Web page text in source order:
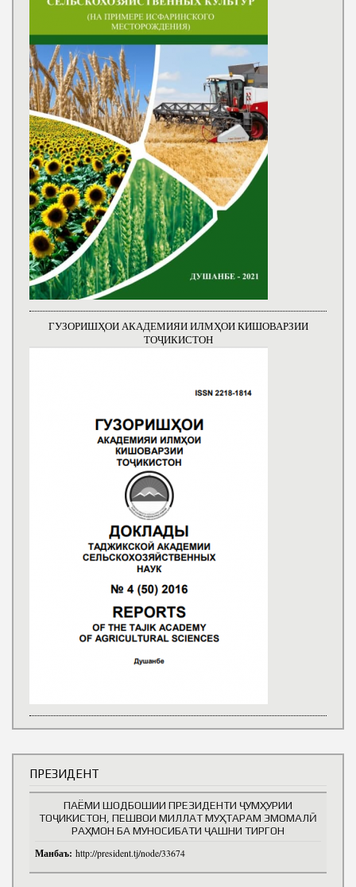
ГУЗОРИШҲОИ АКАДЕМИЯИ ИЛМҲОИ КИШОВАРЗИИ
ТОҶИКИСТОН
ПРЕЗИДЕНТ
ПАЁМИ ШОДБОШИИ ПРЕЗИДЕНТИ ҶУМҲУРИИ
ТОҶИКИСТОН, ПЕШВОИ МИЛЛАТ МУҲТАРАМ ЭМОМАЛӢ
РАҲМОН БА МУНОСИБАТИ ҶАШНИ ТИРГОН
Манбаъ: http://president.tj/node/33674